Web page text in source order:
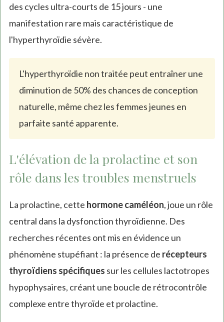
des cycles ultra-courts de 15 jours - une
manifestation rare mais caractéristique de
l'hyperthyroïdie sévère.
L'hyperthyroïdie non traitée peut entraîner une
diminution de 50% des chances de conception
naturelle, même chez les femmes jeunes en
parfaite santé apparente.
L'élévation de la prolactine et son
rôle dans les troubles menstruels
La prolactine, cette hormone caméléon, joue un rôle
central dans la dysfonction thyroïdienne. Des
recherches récentes ont mis en évidence un
phénomène stupéfiant : la présence de récepteurs
thyroïdiens spécifiques sur les cellules lactotropes
hypophysaires, créant une boucle de rétrocontrôle
complexe entre thyroïde et prolactine.